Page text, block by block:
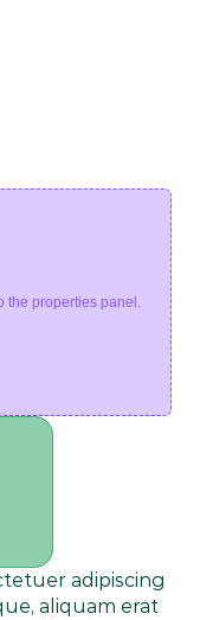
the properties panel.
adipiscing
aliquam erat